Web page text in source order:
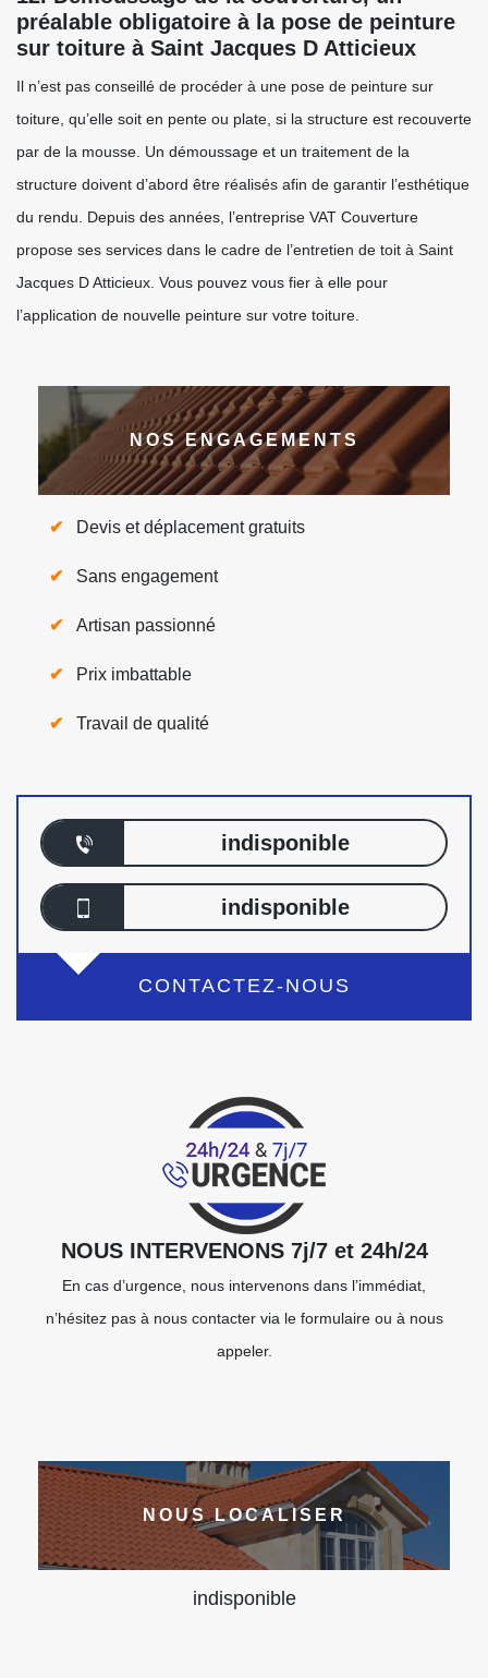
préalable obligatoire à la pose de peinture
sur toiture à Saint Jacques D Atticieux
Il n’est pas conseillé de procéder à une pose de peinture sur
toiture, qu’elle soit en pente ou plate, si la structure est recouverte
par de la mousse. Un démoussage et un traitement de la
structure doivent d’abord être réalisés afin de garantir l’esthétique
du rendu. Depuis des années, l’entreprise VAT Couverture
propose ses services dans le cadre de l’entretien de toit à Saint
Jacques D Atticieux. Vous pouvez vous fier à elle pour
l’application de nouvelle peinture sur votre toiture.
NOS ENGAGEMENTS
Devis et déplacement gratuits
Sans engagement
Artisan passionné
Prix imbattable
Travail de qualité
indisponible
indisponible
CONTACTEZ-NOUS
NOUS INTERVENONS 7j/7 et 24h/24
En cas d’urgence, nous intervenons dans l’immédiat,
n’hésitez pas à nous contacter via le formulaire ou à nous
appeler.
NOUS LOCALISER
indisponible